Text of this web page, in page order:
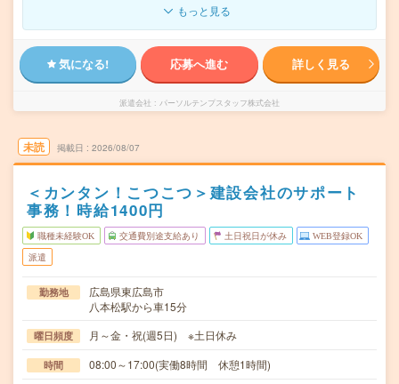
もっと見る
気になる! 応募へ進む 詳しく見る
派遣会社 パーソルテンプスタッフ株式会社
未読 掲載日 2026/08/07
＜カンタン！こつこつ＞建設会社のサポート
事務！時給1400円
職種未経験OK 交通費別途支給あり 土日祝日が休み WEB登録OK
派遣
勤務地
広島県東広島市
八本松駅から車15分
曜日頻度 月～金・祝(週5日) ※土日休み
時間 08:00～17:00(実働8時間 休憩1時間)